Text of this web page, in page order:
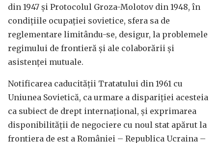
din 1947 și Protocolul Groza-Molotov din 1948, în
condițiile ocupației sovietice, sfera sa de
reglementare limitându-se, desigur, la problemele
regimului de frontieră și ale colaborării și
asistenței mutuale.
Notificarea caducității Tratatului din 1961 cu
Uniunea Sovietică, ca urmare a dispariției acesteia
ca subiect de drept internațional, și exprimarea
disponibilității de negociere cu noul stat apărut la
frontiera de est a României – Republica Ucraina –